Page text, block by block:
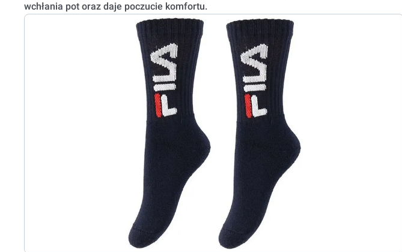
wchłania pot oraz daje poczucie komfortu.